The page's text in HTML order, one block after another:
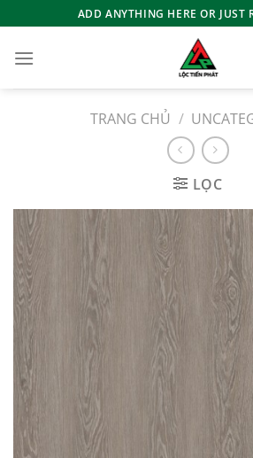
qua
nội
ADD ANYTHING HERE OR JUST
TRANG CHỦ /
LỌC